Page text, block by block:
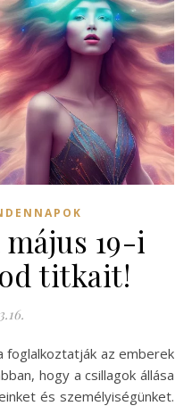
19-i
titkait!
hogy a csillagok állása
és személyiségünket.